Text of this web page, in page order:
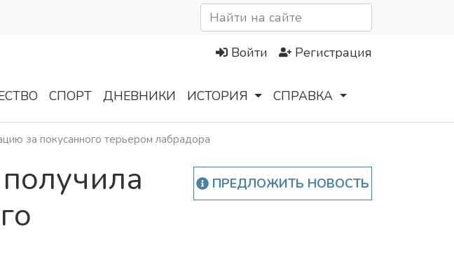
Войти Регистрация
СПОРТ ДНЕВНИКИ ИСТОРИЯ СПРАВКА
за покусанного терьером лабрадора
ПРЕДЛОЖИТЬ НОВОСТЬ